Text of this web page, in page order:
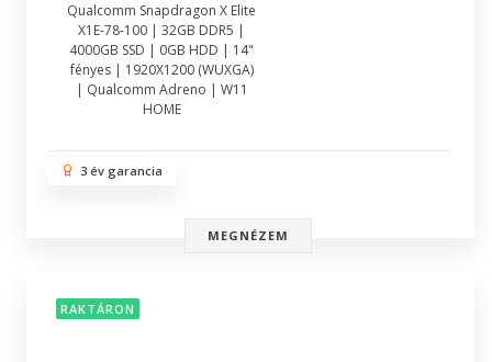
Qualcomm Snapdragon X Elite
X1E-78-100 | 32GB DDR5 |
4000GB SSD | 0GB HDD | 14"
fényes | 1920X1200 (WUXGA)
| Qualcomm Adreno | W11
HOME
3 év garancia
MEGNÉZEM
RAKTÁRON